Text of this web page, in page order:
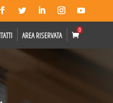
AREA RISERVATA
0